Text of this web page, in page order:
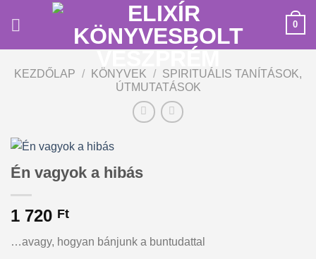
0
KEZDŐLAP / KÖNYVEK /
SPIRITUÁLIS TANÍTÁSOK,
ÚTMUTATÁSOK
Én vagyok a hibás
1 720 Ft
…avagy, hogyan bánjunk a buntudattal